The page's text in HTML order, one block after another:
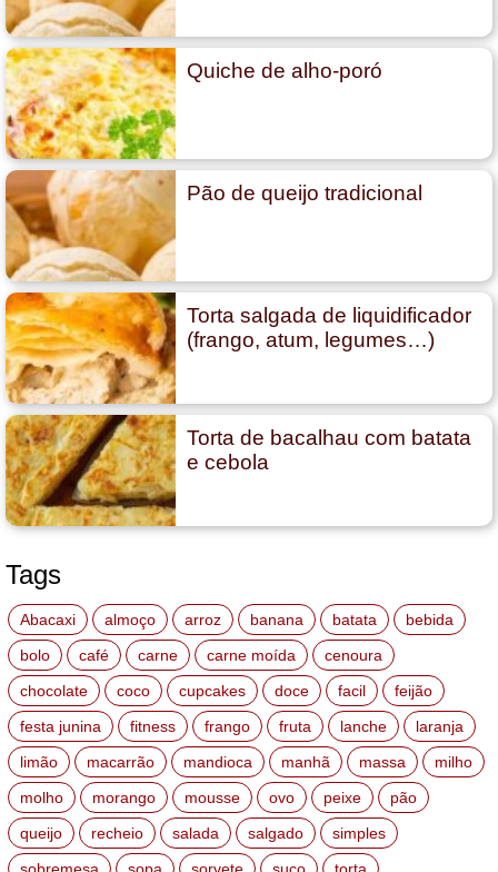
Quiche de alho-poró
Pão de queijo tradicional
Torta salgada de liquidificador
(frango, atum, legumes…)
Torta de bacalhau com batata
e cebola
Tags
Abacaxi almoço arroz banana batata
bebida
bolo
café carne carne moída
cenoura
chocolate
coco cupcakes doce facil
feijão
festa junina
fitness frango fruta lanche
laranja
limão
macarrão mandioca manhã massa
milho
molho
morango mousse ovo peixe
pão
queijo
recheio salada salgado
simples